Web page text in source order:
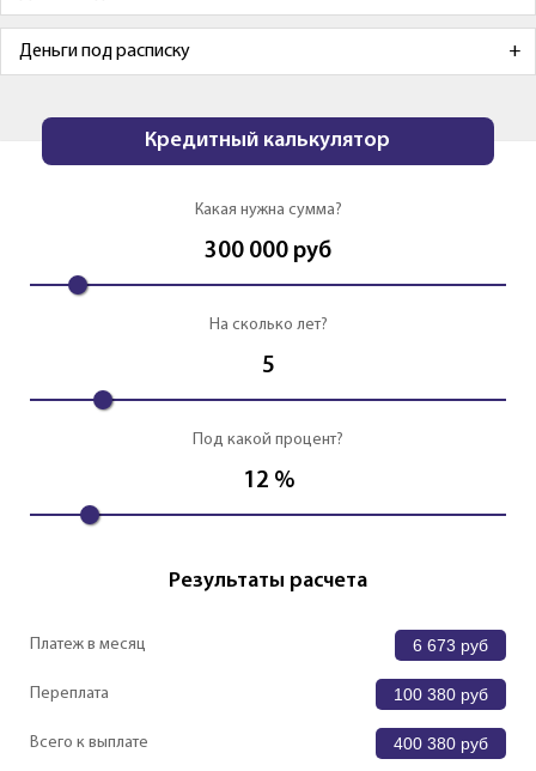
Деньги под расписку
Кредитный калькулятор
Какая нужна сумма?
300 000 руб
На сколько лет?
5
Под какой процент?
12 %
Результаты расчета
Платеж в месяц 6 673 руб
Переплата 100 380 руб
Всего к выплате 400 380 руб